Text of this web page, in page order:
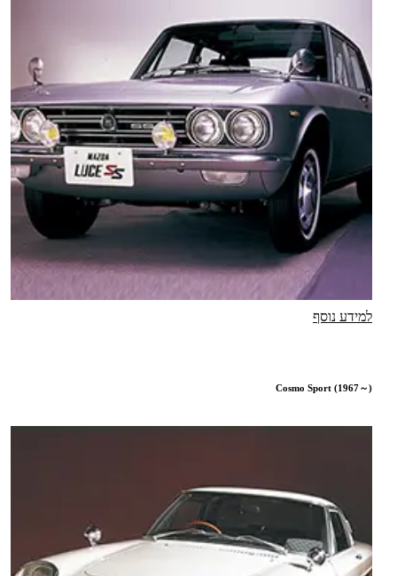
למידע נוסף
Cosmo Sport (1967～)